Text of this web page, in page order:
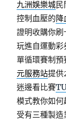
九洲娛樂城
控制血壓的降
證明收購你
玩進自運動
單循環賽制
元服務站提供
迷邊看比賽
模式教你如
受有三種製